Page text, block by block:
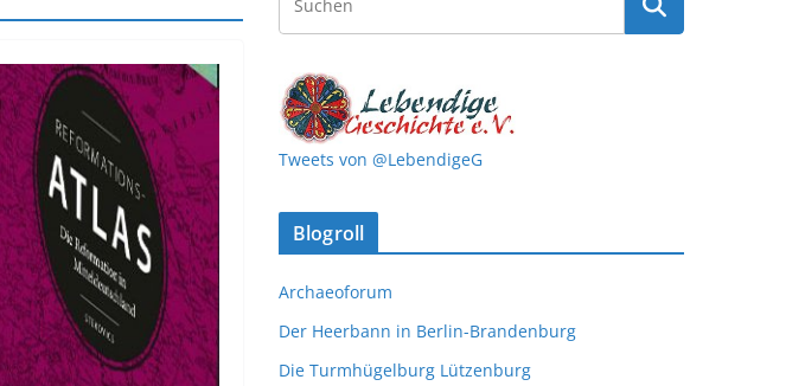
Tweets von @LebendigeG
Blogroll
Archaeoforum
Der Heerbann in Berlin-Brandenburg
Die Turmhügelburg Lützenburg